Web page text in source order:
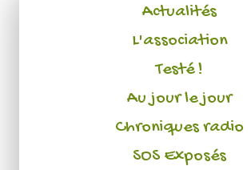
Actualités
L'association
Testé !
Au jour le jour
Chroniques radio
SOS Exposés